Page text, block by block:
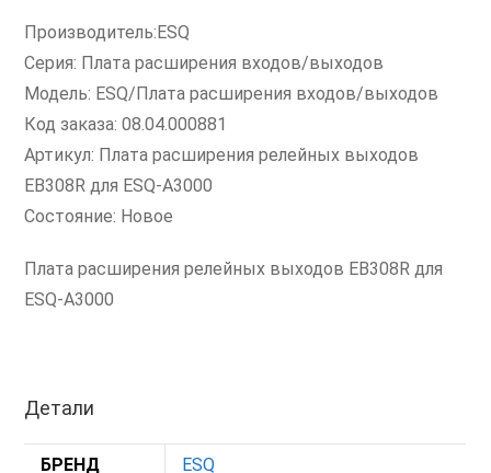
Производитель:ESQ
Серия: Плата расширения входов/выходов
Модель: ESQ/Плата расширения входов/выходов
Код заказа: 08.04.000881
Артикул: Плата расширения релейных выходов
EB308R для ESQ-A3000
Состояние: Новое
Плата расширения релейных выходов EB308R для
ESQ-A3000
Детали
БРЕНД ESQ